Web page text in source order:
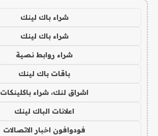
شراء باك لينك
شراء باك لينك
شراء روابط نصية
باقات باك لينك
اشراق لنك، شراء باكلينكات
اعلانات الباك لينك
فودوافون اخبار الاتصالات